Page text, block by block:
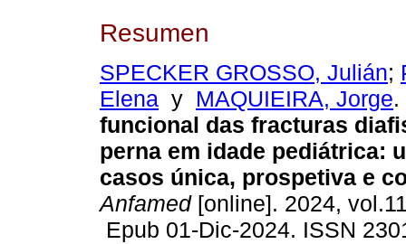
Resumen
SPECKER GROSSO, Julián;
Elena y MAQUIEIRA, Jorge.
funcional das fracturas
perna em idade pediátrica:
casos única, prospetiva e
Anfamed[online]. 2024,
Epub 01-Dic-2024. ISSN